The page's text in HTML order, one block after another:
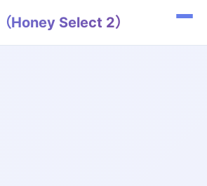
Honey Select 2）